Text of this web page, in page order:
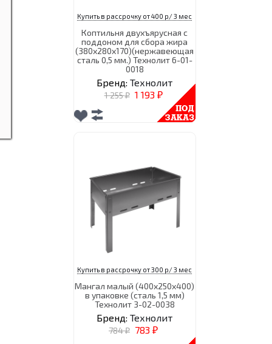
Купить в рассрочку от 400 р/ 3 мес
Коптильня двухъярусная с
поддоном для сбора жира
(380х280х170)(нержавеющая
сталь 0,5 мм.) Технолит 6-01-
0018
Бренд: Технолит
1 255₽ 1 193 ₽
Купить в рассрочку от 300 р/ 3 мес
Мангал малый (400х250х400)
в упаковке (сталь 1,5 мм)
Технолит 3-02-0038
Бренд: Технолит
784₽ 783 ₽